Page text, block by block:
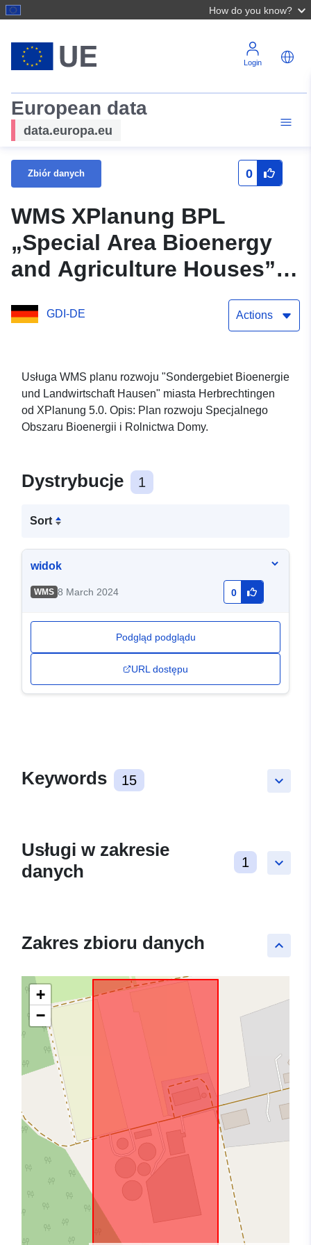
How do you know?
Login
European data
data.europa.eu
Zbiór danych 0
WMS XPlanung BPL
„Special Area Bioenergy
and Agriculture Houses”
bioenergetyczne i rolnicze]
GDI-DE Actions
Usługa WMS planu rozwoju "Sondergebiet Bioenergie
und Landwirtschaft Hausen" miasta Herbrechtingen
od XPlanung 5.0. Opis: Plan rozwoju Specjalnego
Obszaru Bioenergii i Rolnictwa Domy.
Dystrybucje 1
Sort
widok
WMS 8 March 2024 0
Podgląd podglądu
URL dostępu
keyboard_arrow_down
Keywords 15
keyboard_arrow_down
Usługi w zakresie
danych
1
keyboard_arrow_up
Zakres zbioru danych
+
−